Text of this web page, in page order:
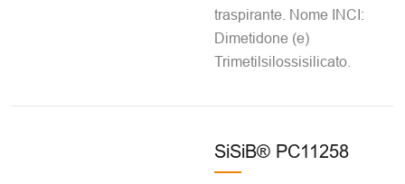
traspirante. Nome INCI:
Dimetidone (e)
Trimetilsilossisilicato.
SiSiB® PC11258